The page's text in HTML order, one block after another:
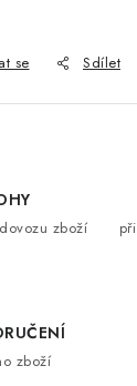
se Sdílet
zboží
zboží